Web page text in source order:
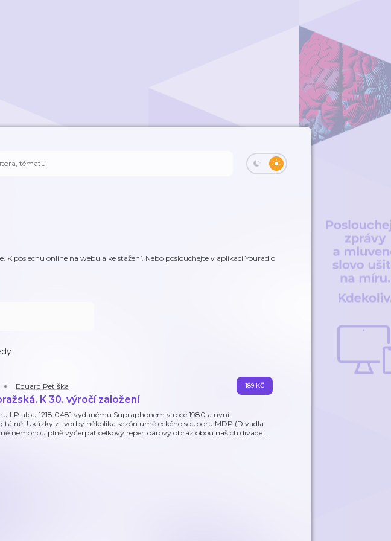
K poslechu online na webu a ke stažení. Nebo poslouchejte v aplikaci Youradio
Eduard Petiška
K 30. výročí založení
LP albu 1218 0481 vydanému Supraphonem v roce 1980 a nyní
Ukázky z tvorby několika sezón uměleckého souboru MDP (Divadla
nemohou plně vyčerpat celkový repertoárový obraz obou našich divade…
189 KČ